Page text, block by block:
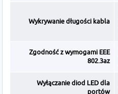
Wykrywanie długości kabla
Zgodność z wymogami EEE
802.3az
Wyłączanie diod LED dla
portów